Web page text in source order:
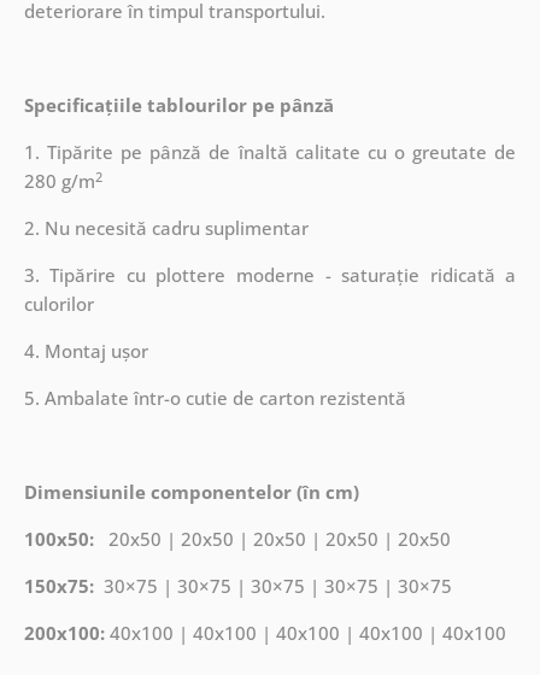
deteriorare în timpul transportului.
Specificațiile tablourilor pe pânză
1. Tipărite pe pânză de înaltă calitate cu o greutate de
280 g/m2
2. Nu necesită cadru suplimentar
3. Tipărire cu plottere moderne - saturație ridicată a
culorilor
4. Montaj ușor
5. Ambalate într-o cutie de carton rezistentă
Dimensiunile componentelor (în cm)
100x50: 20x50 | 20x50 | 20x50 | 20x50 | 20x50
150x75: 30×75 | 30×75 | 30×75 | 30×75 | 30×75
200x100: 40x100 | 40x100 | 40x100 | 40x100 | 40x100